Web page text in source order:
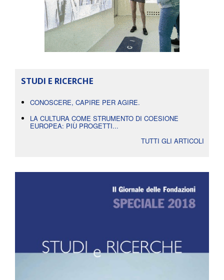
STUDI E RICERCHE
CONOSCERE, CAPIRE PER AGIRE.
LA CULTURA COME STRUMENTO DI COESIONE
EUROPEA: PIÙ PROGETTI...
TUTTI GLI ARTICOLI